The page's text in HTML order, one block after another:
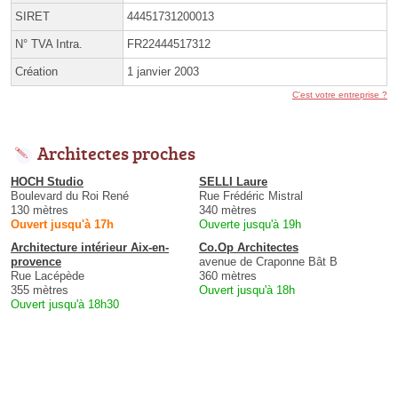
SIRET 44451731200013
N° TVA Intra. FR22444517312
Création 1 janvier 2003
C'est votre entreprise ?
Architectes proches
HOCH Studio
Boulevard du Roi René
130 mètres
Ouvert jusqu'à 17h
SELLI Laure
Rue Frédéric Mistral
340 mètres
Ouverte jusqu'à 19h
Architecture intérieur Aix-en-
provence
Rue Lacépède
355 mètres
Ouvert jusqu'à 18h30
Co.Op Architectes
avenue de Craponne Bât B
360 mètres
Ouvert jusqu'à 18h